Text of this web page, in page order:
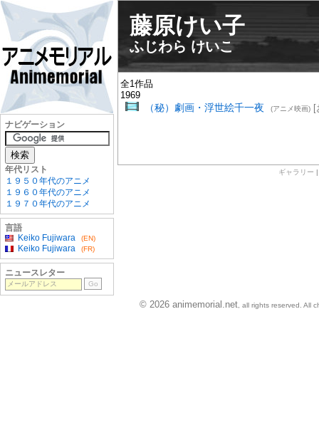
藤原けい子
ふじわら けいこ
全1作品
1969
（秘）劇画・浮世絵千一夜 (アニメ映画)[
ギャラリー
ナビゲーション
年代リスト
１９５０年代のアニメ
１９６０年代のアニメ
１９７０年代のアニメ
言語
Keiko Fujiwara
(EN)
Keiko Fujiwara (FR)
ニュースレター
© 2026 animemorial.net , all rights reserved. All